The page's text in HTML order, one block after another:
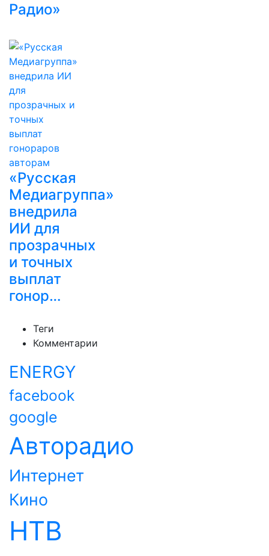
Радио»
«Русская
Медиагруппа»
внедрила
ИИ для
прозрачных
и точных
выплат
гонор…
Теги
Комментарии
ENERGY
facebook
google
Авторадио
Интернет
Кино
НТВ